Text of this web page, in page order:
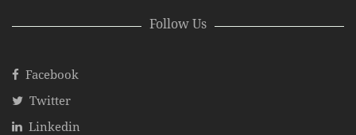
Follow Us
Facebook
Twitter
Linkedin